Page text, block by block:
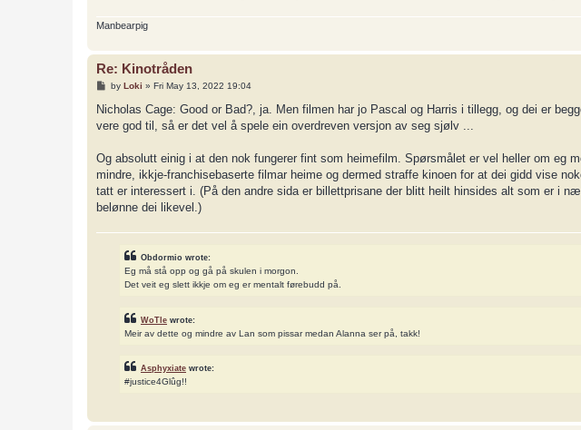
Manbearpig
Re: Kinotråden
P
s
by Loki » Fri May 13, 2022 19:04
Nicholas Cage: Good or Bad?, ja. Men filmen har jo Pascal og Harris i tillegg, og dei er
vere god til, så er det vel å spele ein overdreven versjon av seg sjølv ...
Og absolutt einig i at den nok fungerer fint som heimefilm. Spørsmålet er vel heller om eg
mindre, ikkje-franchisebaserte filmar heime og dermed straffe kinoen for at dei gidd vise
tatt er interessert i. (På den andre sida er billettprisane der blitt heilt hinsides alt som er i
belønne dei likevel.)
Obdormio wrote:
Eg må stå opp og gå på skulen i morgon.
Det veit eg slett ikkje om eg er mentalt førebudd på.
WoTle wrote:
Meir av dette og mindre av Lan som pissar medan Alanna ser på, takk!
Asphyxiate wrote:
#justice4Glûg!!